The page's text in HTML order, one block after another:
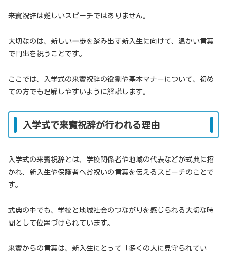
来賓祝辞は難しいスピーチではありません。
大切なのは、新しい一歩を踏み出す新入生に向けて、温かい言葉
で門出を祝うことです。
ここでは、入学式の来賓祝辞の役割や基本マナーについて、初め
ての方でも理解しやすいように解説します。
入学式で来賓祝辞が行われる理由
入学式の来賓祝辞とは、学校関係者や地域の代表などが式典に招
かれ、新入生や保護者へお祝いの言葉を伝えるスピーチのことで
す。
式典の中でも、学校と地域社会のつながりを感じられる大切な時
間として位置づけられています。
来賓からの言葉は、新入生にとって「多くの人に見守られてい